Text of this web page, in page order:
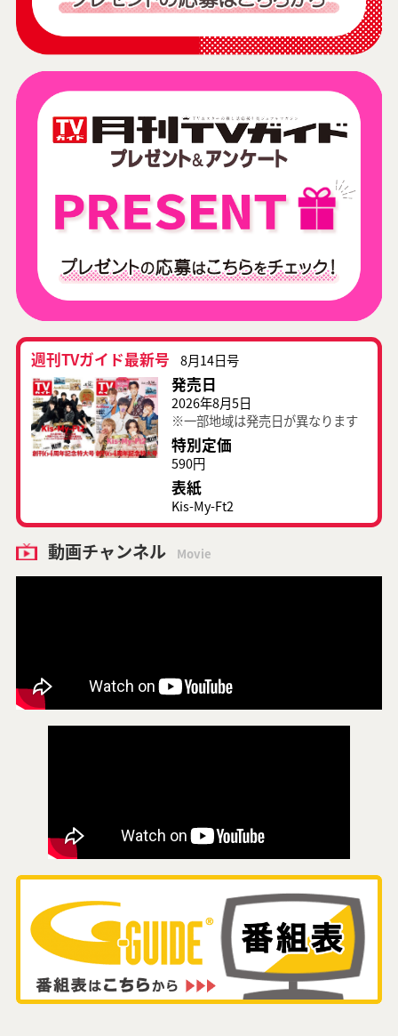
週刊TVガイド最新号 8月14日号
発売日
2026年8月5日
※一部地域は発売日が異なります
特別定価
590円
表紙
Kis-My-Ft2
動画チャンネル Movie